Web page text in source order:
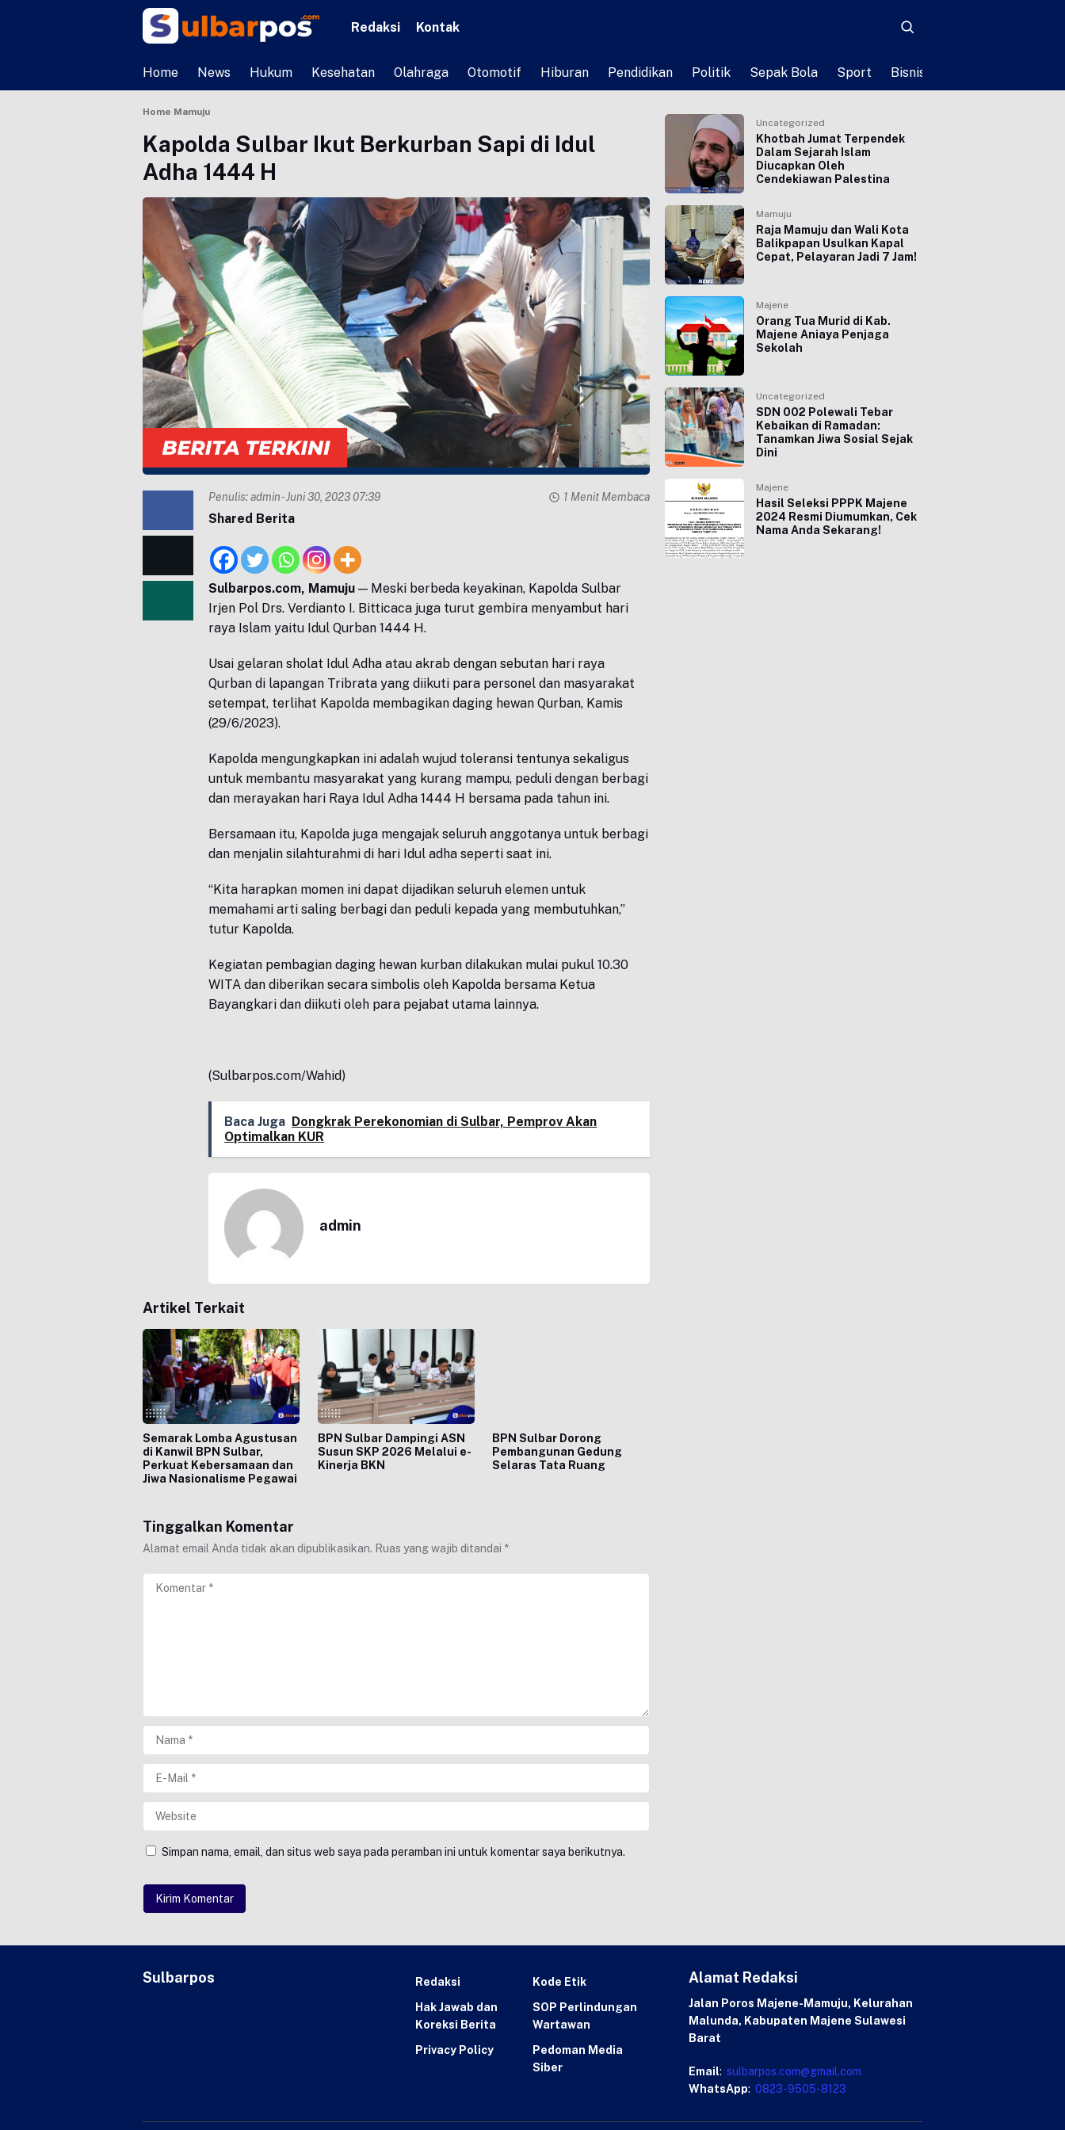
Redaksi Kontak
Home News Hukum Kesehatan Olahraga Otomotif Hiburan Pendidikan Politik Sepak Bola Sport Bisnis
Home Mamuju
Kapolda Sulbar Ikut Berkurban Sapi di Idul
Adha 1444 H
Penulis:admin- Juni 30, 2023 07:39 1 Menit Membaca
Shared Berita
Sulbarpos.com, Mamuju — Meski berbeda keyakinan, Kapolda Sulbar
Irjen Pol Drs. Verdianto I. Bitticaca juga turut gembira menyambut hari
raya Islam yaitu Idul Qurban 1444 H.
Usai gelaran sholat Idul Adha atau akrab dengan sebutan hari raya
Qurban di lapangan Tribrata yang diikuti para personel dan masyarakat
setempat, terlihat Kapolda membagikan daging hewan Qurban, Kamis
(29/6/2023).
Kapolda mengungkapkan ini adalah wujud toleransi tentunya sekaligus
untuk membantu masyarakat yang kurang mampu, peduli dengan berbagi
dan merayakan hari Raya Idul Adha 1444 H bersama pada tahun ini.
Bersamaan itu, Kapolda juga mengajak seluruh anggotanya untuk berbagi
dan menjalin silahturahmi di hari Idul adha seperti saat ini.
“Kita harapkan momen ini dapat dijadikan seluruh elemen untuk
memahami arti saling berbagi dan peduli kepada yang membutuhkan,”
tutur Kapolda.
Kegiatan pembagian daging hewan kurban dilakukan mulai pukul 10.30
WITA dan diberikan secara simbolis oleh Kapolda bersama Ketua
Bayangkari dan diikuti oleh para pejabat utama lainnya.
(Sulbarpos.com/Wahid)
Baca Juga Dongkrak Perekonomian di Sulbar, Pemprov Akan
Optimalkan KUR
admin
Artikel Terkait
Semarak Lomba Agustusan
di Kanwil BPN Sulbar,
Perkuat Kebersamaan dan
Jiwa Nasionalisme Pegawai
BPN Sulbar Dampingi ASN
Susun SKP 2026 Melalui e-
Kinerja BKN
BPN Sulbar Dorong
Pembangunan Gedung
Selaras Tata Ruang
Tinggalkan Komentar
Alamat email Anda tidak akan dipublikasikan. Ruas yang wajib ditandai *
Simpan nama, email, dan situs web saya pada peramban ini untuk komentar saya berikutnya.
Uncategorized
Khotbah Jumat Terpendek
Dalam Sejarah Islam
Diucapkan Oleh
Cendekiawan Palestina
Mamuju
Raja Mamuju dan Wali Kota
Balikpapan Usulkan Kapal
Cepat, Pelayaran Jadi 7 Jam!
Majene
Orang Tua Murid di Kab.
Majene Aniaya Penjaga
Sekolah
Uncategorized
SDN 002 Polewali Tebar
Kebaikan di Ramadan:
Tanamkan Jiwa Sosial Sejak
Dini
Majene
Hasil Seleksi PPPK Majene
2024 Resmi Diumumkan, Cek
Nama Anda Sekarang!
Sulbarpos Redaksi
Kode Etik
Hak Jawab dan
Koreksi Berita
SOP Perlindungan
Wartawan
Privacy Policy
Pedoman Media
Siber
Alamat Redaksi
Jalan Poros Majene-Mamuju, Kelurahan
Malunda, Kabupaten Majene Sulawesi
Barat
Email: sulbarpos.com@gmail.com
WhatsApp: 0823-9505-8123